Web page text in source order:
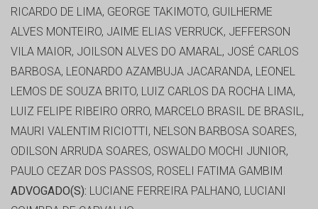
RICARDO DE LIMA, GEORGE TAKIMOTO, GUILHERME
ALVES MONTEIRO, JAIME ELIAS VERRUCK, JEFFERSON
VILA MAIOR, JOILSON ALVES DO AMARAL, JOSÉ CARLOS
BARBOSA, LEONARDO AZAMBUJA JACARANDA, LEONEL
LEMOS DE SOUZA BRITO, LUIZ CARLOS DA ROCHA LIMA,
LUIZ FELIPE RIBEIRO ORRO, MARCELO BRASIL DE BRASIL,
MAURI VALENTIM RICIOTTI, NELSON BARBOSA SOARES,
ODILSON ARRUDA SOARES, OSWALDO MOCHI JUNIOR,
PAULO CEZAR DOS PASSOS, ROSELI FATIMA GAMBIM
ADVOGADO(S): LUCIANE FERREIRA PALHANO, LUCIANI